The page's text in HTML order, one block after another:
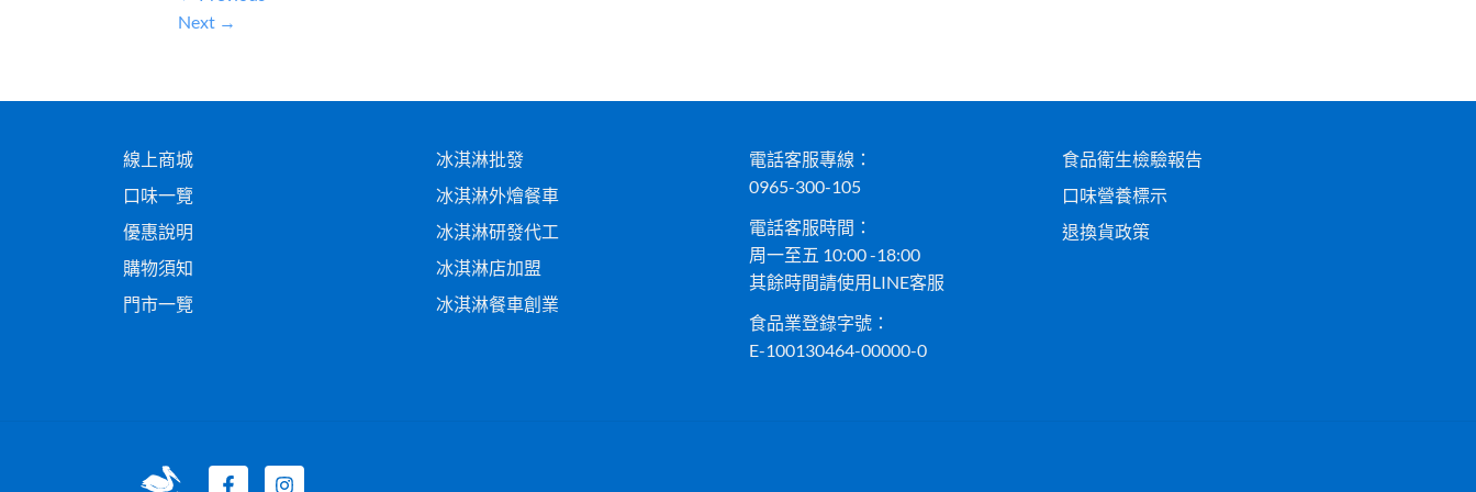
Next →
線上商城
口味一覽
優惠說明
購物須知
門市一覽
冰淇淋批發
冰淇淋外燴餐車
冰淇淋研發代工
冰淇淋店加盟
冰淇淋餐車創業
電話客服專線：
0965-300-105
電話客服時間：
周一至五 10:00 -18:00
其餘時間請使用LINE客服
食品業登錄字號：
E-100130464-00000-0
食品衛生檢驗報告
口味營養標示
退換貨政策